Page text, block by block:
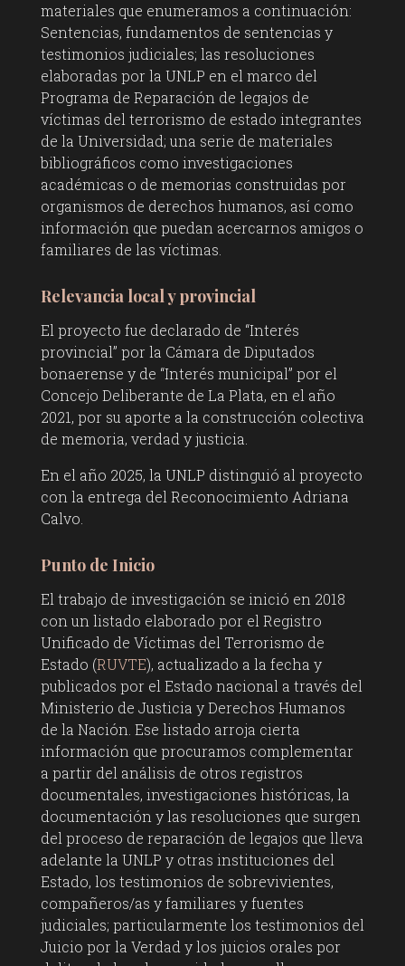
materiales que enumeramos a continuación:
Sentencias, fundamentos de sentencias y
testimonios judiciales; las resoluciones
elaboradas por la UNLP en el marco del
Programa de Reparación de legajos de
víctimas del terrorismo de estado integrantes
de la Universidad; una serie de materiales
bibliográficos como investigaciones
académicas o de memorias construidas por
organismos de derechos humanos, así como
información que puedan acercarnos amigos o
familiares de las víctimas.
Relevancia local y provincial
El proyecto fue declarado de “Interés
provincial” por la Cámara de Diputados
bonaerense y de “Interés municipal” por el
Concejo Deliberante de La Plata, en el año
2021, por su aporte a la construcción colectiva
de memoria, verdad y justicia.
En el año 2025, la UNLP distinguió al proyecto
con la entrega del Reconocimiento Adriana
Calvo.
Punto de Inicio
El trabajo de investigación se inició en 2018
con un listado elaborado por el Registro
Unificado de Víctimas del Terrorismo de
Estado (RUVTE), actualizado a la fecha y
publicados por el Estado nacional a través del
Ministerio de Justicia y Derechos Humanos
de la Nación. Ese listado arroja cierta
información que procuramos complementar
a partir del análisis de otros registros
documentales, investigaciones históricas, la
documentación y las resoluciones que surgen
del proceso de reparación de legajos que lleva
adelante la UNLP y otras instituciones del
Estado, los testimonios de sobrevivientes,
compañeros/as y familiares y fuentes
judiciales; particularmente los testimonios del
Juicio por la Verdad y los juicios orales por